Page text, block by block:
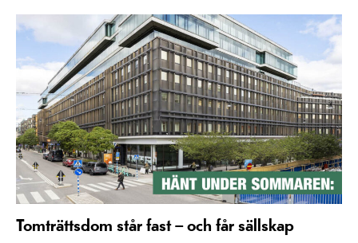
Tomträttsdom står fast – och får sällskap